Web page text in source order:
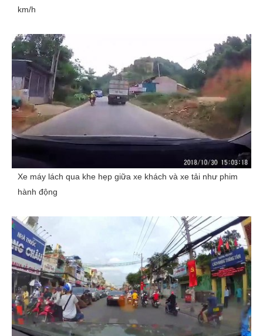
km/h
Xe máy lách qua khe hẹp giữa xe khách và xe tải như phim
hành động